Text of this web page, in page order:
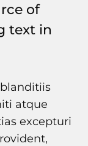
of
text in
atque
excepturi